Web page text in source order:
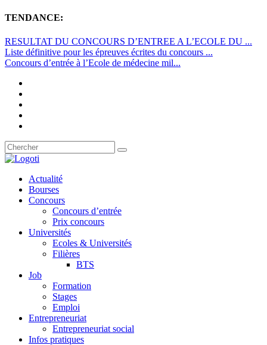
TENDANCE:
RESULTAT DU CONCOURS D’ENTREE A L’ECOLE DU ...
Liste définitive pour les épreuves écrites du concours ...
Concours d’entrée à l’Ecole de médecine mil...
Actualité
Bourses
Concours
Concours d’entrée
Prix concours
Universités
Ecoles & Universités
Filières
BTS
Job
Formation
Stages
Emploi
Entrepreneuriat
Entrepreneuriat social
Infos pratiques